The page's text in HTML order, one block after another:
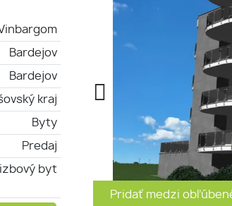
Bardejov
Bardejov
kraj
Byty
Predaj
byt
Pridať medzi